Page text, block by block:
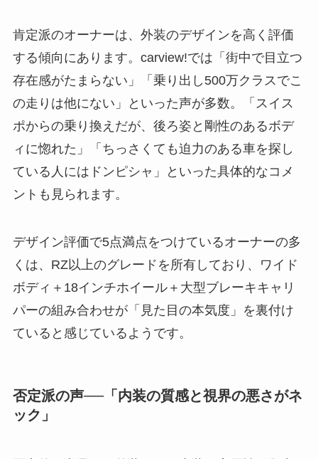
肯定派のオーナーは、外装のデザインを高く評価
する傾向にあります。carview!では「街中で目立つ
存在感がたまらない」「乗り出し500万クラスでこ
の走りは他にない」といった声が多数。「スイス
ポからの乗り換えだが、後ろ姿と剛性のあるボデ
ィに惚れた」「ちっさくても迫力のある車を探し
ている人にはドンピシャ」といった具体的なコメ
ントも見られます。
デザイン評価で5点満点をつけているオーナーの多
くは、RZ以上のグレードを所有しており、ワイド
ボディ＋18インチホイール＋大型ブレーキキャリ
パーの組み合わせが「見た目の本気度」を裏付け
ていると感じているようです。
否定派の声──「内装の質感と視界の悪さがネ
ック」